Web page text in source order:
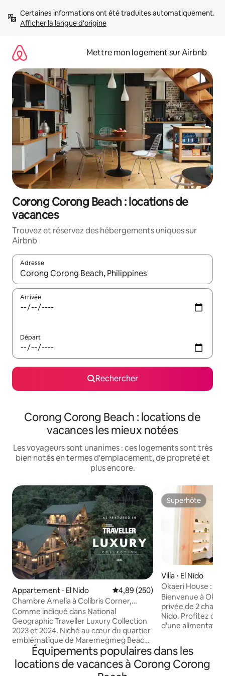
directement
Afficher la langue d'origine
Mettre mon logement sur Airbnb
Corong Corong Beach : locations de
vacances
Trouvez et réservez des hébergements uniques sur
Airbnb
Adresse
Lorsque les résultats s'affichent, utilisez les flèches vers le
Arrivée
Départ
Rechercher
Corong Corong Beach : locations de
vacances les mieux notées
Les voyageurs sont unanimes : ces logements sont très
bien notés en termes d'emplacement, de propreté et
plus encore.
Appartement ⋅ El Nido Évaluation moyenne sur la
4,89 (250)
Chambre Amelia à Colibris Corner,
Maremegmeg Beach
Comme indiqué dans National
Geographic Traveller Luxury Collection
2023 et 2024. Niché au cœur du quartier
emblématique de Maremegmeg Beach
à El Nido, vous trouverez un éventail
d'expériences délicieuses : • Faites-vous
plaisir au Maremegmeg Beach Club ou
Superhôte
Superhôte
Villa ⋅ El Nido
Okaeri House :
vue sur la falaise,
de la ville
Bienvenue à
privée de 2
Nido. Profitez du
d'une
climatisées et
confortable avec
Détendez-vous
sur la falaise
Équipements populaires dans les
locations de vacances à Corong Corong